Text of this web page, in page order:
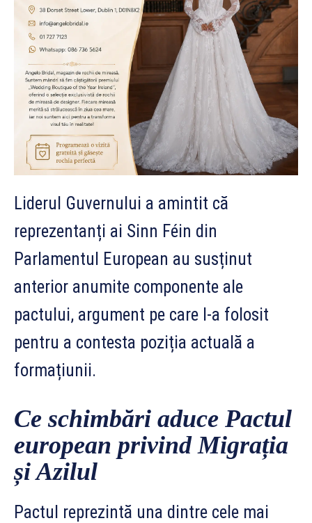
Liderul Guvernului a amintit că
reprezentanți ai Sinn Féin din
Parlamentul European au susținut
anterior anumite componente ale
pactului, argument pe care l-a folosit
pentru a contesta poziția actuală a
formațiunii.
Ce schimbări aduce Pactul
european privind Migrația
și Azilul
Pactul reprezintă una dintre cele mai